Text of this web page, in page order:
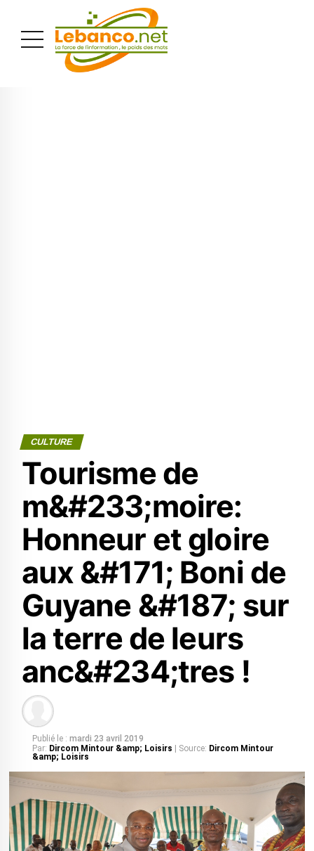
CULTURE
Tourisme de
m&#233;moire:
Honneur et gloire
aux &#171; Boni de
Guyane &#187; sur
la terre de leurs
anc&#234;tres !
Publié le : mardi 23 avril 2019
Par: Dircom Mintour &amp; Loisirs | Source: Dircom Mintour
&amp; Loisirs